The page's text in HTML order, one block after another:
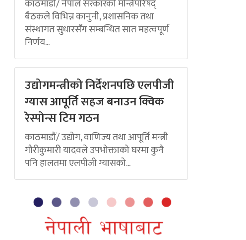
काठमाडौं/ नेपाल सरकारको मन्त्रिपरिषद्
बैठकले विभिन्न कानुनी, प्रशासनिक तथा
संस्थागत सुधारसँग सम्बन्धित सात महत्वपूर्ण
निर्णय...
उद्योगमन्त्रीको निर्देशनपछि एलपीजी
ग्यास आपूर्ति सहज बनाउन क्विक
रेस्पोन्स टिम गठन
काठमाडौं/ उद्योग, वाणिज्य तथा आपूर्ति मन्त्री
गौरीकुमारी यादवले उपभोक्ताको घरमा कुनै
पनि हालतमा एलपीजी ग्यासको...